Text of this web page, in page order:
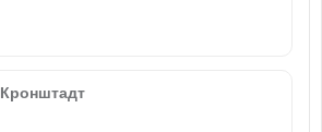
Кронштадт